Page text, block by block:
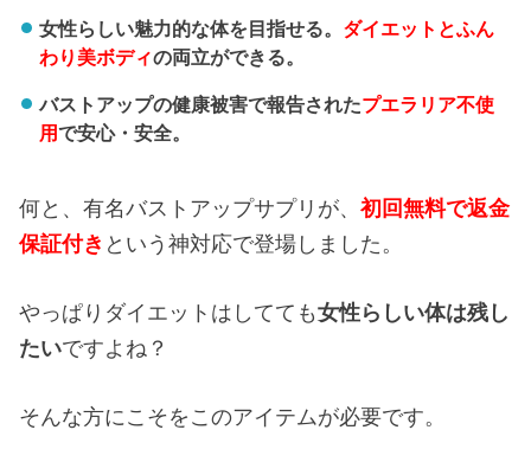
女性らしい魅力的な体を目指せる。 ダイエットとふん
わり美ボディの両立ができる。
バストアップの健康被害で報告されたプエラリア不使
用で安心・安全。
何と、有名バストアップサプリが、初回無料で返金
保証付き という神対応で登場しました。
やっぱりダイエットはしてても女性らしい体は残し
たいですよね？
そんな方にこそをこのアイテムが必要です。